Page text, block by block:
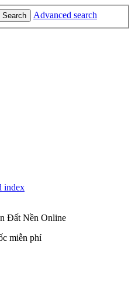
Search Advanced search
index
Đất Nền Online
miễn phí